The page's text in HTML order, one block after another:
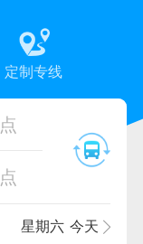
定制专线
星期六 今天